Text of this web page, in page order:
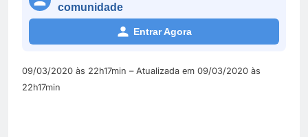
comunidade
Entrar Agora
09/03/2020 às 22h17min – Atualizada em 09/03/2020 às
22h17min